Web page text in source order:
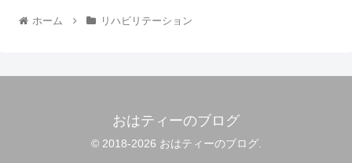
ホーム リハビリテーション
おはティーのブログ
© 2018-2026 おはティーのブログ.